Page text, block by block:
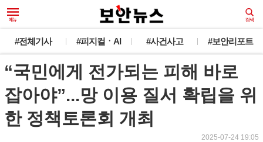
#전체기사 #피지컬ㆍAI #사건사고 #보안리포트
“국민에게 전가되는 피해 바로
잡아야”...망 이용 질서 확립을 위
한 정책토론회 개최
2025-07-24 19:05